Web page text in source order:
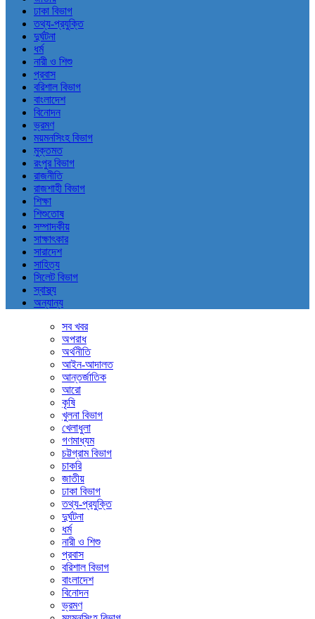
ঢাকা বিভাগ
তথ্য-প্রযুক্তি
দুর্ঘটনা
ধর্ম
নারী ও শিশু
প্রবাস
বরিশাল বিভাগ
বাংলাদেশ
বিনোদন
ভ্রমণ
ময়মনসিংহ বিভাগ
মুক্তমত
রংপুর বিভাগ
রাজনীতি
রাজশাহী বিভাগ
শিক্ষা
শিশুতোষ
সম্পাদকীয়
সাক্ষাৎকার
সারাদেশ
সাহিত্য
সিলেট বিভাগ
স্বাস্থ্য
অন্যান্য
সব খবর
অপরাধ
অর্থনীতি
আইন-আদালত
আন্তর্জাতিক
আরো
কৃষি
খুলনা বিভাগ
খেলাধুলা
গণমাধ্যম
চট্টগ্রাম বিভাগ
চাকরি
জাতীয়
ঢাকা বিভাগ
তথ্য-প্রযুক্তি
দুর্ঘটনা
ধর্ম
নারী ও শিশু
প্রবাস
বরিশাল বিভাগ
বাংলাদেশ
বিনোদন
ভ্রমণ